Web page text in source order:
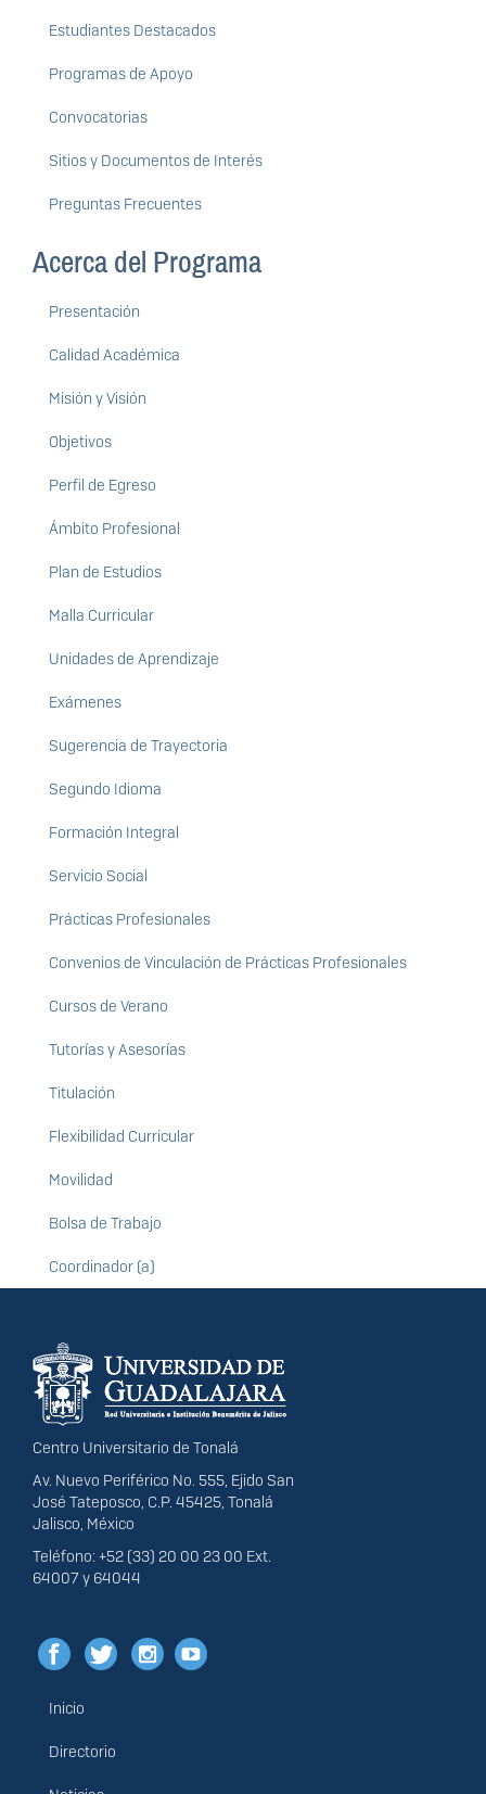
Estudiantes Destacados
Programas de Apoyo
Convocatorias
Sitios y Documentos de Interés
Preguntas Frecuentes
Acerca del Programa
Presentación
Calidad Académica
Misión y Visión
Objetivos
Perfil de Egreso
Ámbito Profesional
Plan de Estudios
Malla Curricular
Unidades de Aprendizaje
Exámenes
Sugerencia de Trayectoria
Segundo Idioma
Formación Integral
Servicio Social
Prácticas Profesionales
Convenios de Vinculación de Prácticas Profesionales
Cursos de Verano
Tutorías y Asesorías
Titulación
Flexibilidad Curricular
Movilidad
Bolsa de Trabajo
Coordinador (a)
Información del
portal
Centro Universitario de Tonalá
Av. Nuevo Periférico No. 555, Ejido San
José Tateposco, C.P. 45425, Tonalá
Jalisco, México
Teléfono: +52 (33) 20 00 23 00 Ext.
64007 y 64044
Menú
principal
Inicio
Directorio